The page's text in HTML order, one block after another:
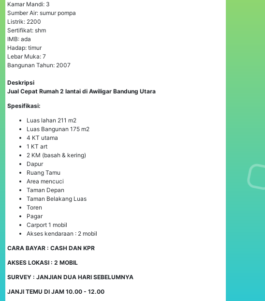
Kamar Mandi: 3
Sumber Air: sumur pompa
Listrik: 2200
Sertifikat: shm
IMB: ada
Hadap: timur
Lebar Muka: 7
Bangunan Tahun: 2007
Deskripsi
Jual Cepat Rumah 2 lantai di Awiligar Bandung Utara
Spesifikasi:
Luas lahan 211 m2
Luas Bangunan 175 m2
4 KT utama
1 KT art
2 KM (basah & kering)
Dapur
Ruang Tamu
Area mencuci
Taman Depan
Taman Belakang Luas
Toren
Pagar
Carport 1 mobil
Akses kendaraan : 2 mobil
CARA BAYAR : CASH DAN KPR
AKSES LOKASI : 2 MOBIL
SURVEY : JANJIAN DUA HARI SEBELUMNYA
JANJI TEMU DI JAM 10.00 - 12.00